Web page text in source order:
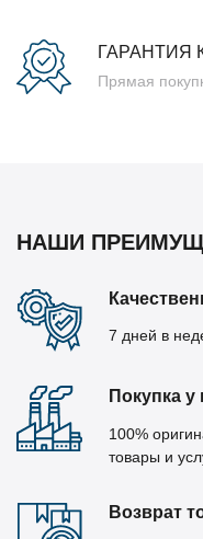
ГАРАНТИЯ
Прямая
НАШИ
7 дней в
Покупка
100%
товары и
Возврат